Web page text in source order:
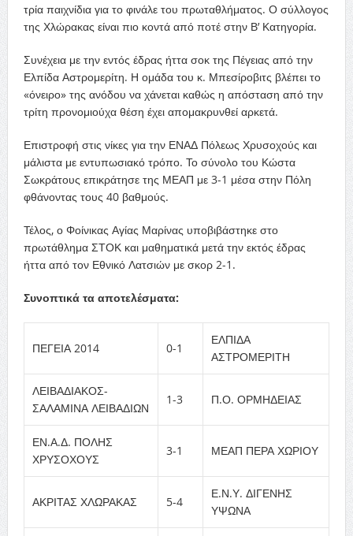
τρία παιχνίδια για το φινάλε του πρωταθλήματος. Ο σύλλογος
της Χλώρακας είναι πιο κοντά από ποτέ στην Β’ Κατηγορία.
Συνέχεια με την εντός έδρας ήττα σοκ της Πέγειας από την
Ελπίδα Αστρομερίτη. Η ομάδα του κ. Μπεσίροβιτς βλέπει το
«όνειρο» της ανόδου να χάνεται καθώς η απόσταση από την
τρίτη προνομιούχα θέση έχει απομακρυνθεί αρκετά.
Επιστροφή στις νίκες για την ΕΝΑΔ Πόλεως Χρυσοχούς και
μάλιστα με εντυπωσιακό τρόπο. Το σύνολο του Κώστα
Σωκράτους επικράτησε της ΜΕΑΠ με 3-1 μέσα στην Πόλη
φθάνοντας τους 40 βαθμούς.
Τέλος, ο Φοίνικας Αγίας Μαρίνας υποβιβάστηκε στο
πρωτάθλημα ΣΤΟΚ και μαθηματικά μετά την εκτός έδρας
ήττα από τον Εθνικό Λατσιών με σκορ 2-1.
Συνοπτικά τα αποτελέσματα:
ΠΕΓΕΙΑ 2014 0-1
ΕΛΠΙΔΑ
ΑΣΤΡΟΜΕΡΙΤΗ
ΛΕΙΒΑΔΙΑΚΟΣ-
ΣΑΛΑΜΙΝΑ ΛΕΙΒΑΔΙΩΝ
1-3 Π.Ο. ΟΡΜΗΔΕΙΑΣ
ΕΝ.Α.Δ. ΠΟΛΗΣ
ΧΡΥΣΟΧΟΥΣ
3-1 ΜΕΑΠ ΠΕΡΑ ΧΩΡΙΟΥ
ΑΚΡΙΤΑΣ ΧΛΩΡΑΚΑΣ 5-4
Ε.Ν.Υ. ΔΙΓΕΝΗΣ
ΥΨΩΝΑ